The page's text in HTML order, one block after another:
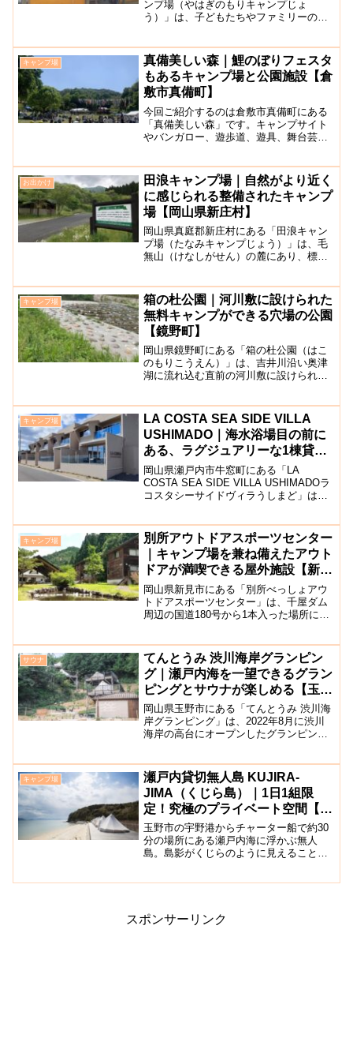
ンプ場（やはぎのもりキャンプじょ
う）」は、子どもたちやファミリーの自
場です。吉備高原の一角にあり、里山に
近い立地ながらも自然に恵まれ...
キャンプ場
真備美しい森｜鯉のぼりフェスタ
もあるキャンプ場と公園施設【倉
敷市真備町】
今回ご紹介するのは倉敷市真備町にある
「真備美しい森」です。キャンプサイト
やバンガロー、遊歩道、遊具、舞台芸術
アに適した施設です。炊事場利用1日
1,500円でデイキャンプ...
お出かけ
田浪キャンプ場｜自然がより近く
に感じられる整備されたキャンプ
場【岡山県新庄村】
岡山県真庭郡新庄村にある「田浪キャン
プ場（たなみキャンプじょう）」は、毛
無山（けなしがせん）の麓にあり、標高
夏でも比較的涼しい環境で過ごすことが
できます。付近に...
キャンプ場
箱の杜公園｜河川敷に設けられた
無料キャンプができる穴場の公園
【鏡野町】
岡山県鏡野町にある「箱の杜公園（はこ
のもりこうえん）」は、吉井川沿い奥津
湖に流れ込む直前の河川敷に設けられた
いるだけの公園で、敷地内では無料でキ
ャンプを楽しむことができ...
キャンプ場
LA COSTA SEA SIDE VILLA
USHIMADO｜海水浴場目の前に
ある、ラグジュアリーな1棟貸切
リゾートヴィラ【瀬戸内市】
岡山県瀬戸内市牛窓町にある「LA
COSTA SEA SIDE VILLA USHIMADOラ
コスタシーサイドヴィラうしまど」は、
脇海水浴場があり、開放感抜群！お...
キャンプ場
別所アウトドアスポーツセンター
｜キャンプ場を兼ね備えたアウト
ドアが満喫できる屋外施設【新見
市】
岡山県新見市にある「別所べっしょアウ
トドアスポーツセンター」は、千屋ダム
周辺の国道180号から1本入った場所にあ
ら、カヌー、サイクリング、ニジマスの
魚釣りやカヌー・サイ...
サウナ
てんとうみ 渋川海岸グランピン
グ｜瀬戸内海を一望できるグラン
ピングとサウナが楽しめる【玉野
市】
岡山県玉野市にある「てんとうみ 渋川海
岸グランピング」は、2022年8月に渋川
海岸の高台にオープンしたグランピング
全テントからオーシャンビューの景色を
楽しむことがで...
キャンプ場
瀬戸内貸切無人島 KUJIRA-
JIMA（くじら島）｜1日1組限
定！究極のプライベート空間【倉
敷市児島】
玉野市の宇野港からチャーター船で約30
分の場所にある瀬戸内海に浮かぶ無人
島。島影がくじらのように見えることか
スポンサーリンク